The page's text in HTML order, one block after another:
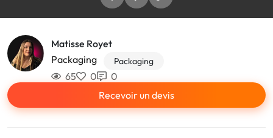
Matisse Royet
Packaging
Packaging
65 0
0
Recevoir un devis